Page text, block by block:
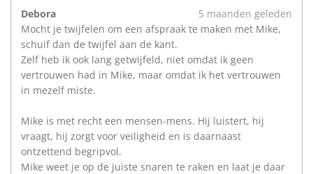
Debora
5 maanden geleden
Mocht je twijfelen om een afspraak te maken met Mike,
schuif dan de twijfel aan de kant.
Zelf heb ik ook lang getwijfeld, niet omdat ik geen
vertrouwen had in Mike, maar omdat ik het vertrouwen
in mezelf miste.
Mike is met recht een mensen-mens. Hij luistert, hij
vraagt, hij zorgt voor veiligheid en is daarnaast
ontzettend begripvol.
Mike weet je op de juiste snaren te raken en laat je daar